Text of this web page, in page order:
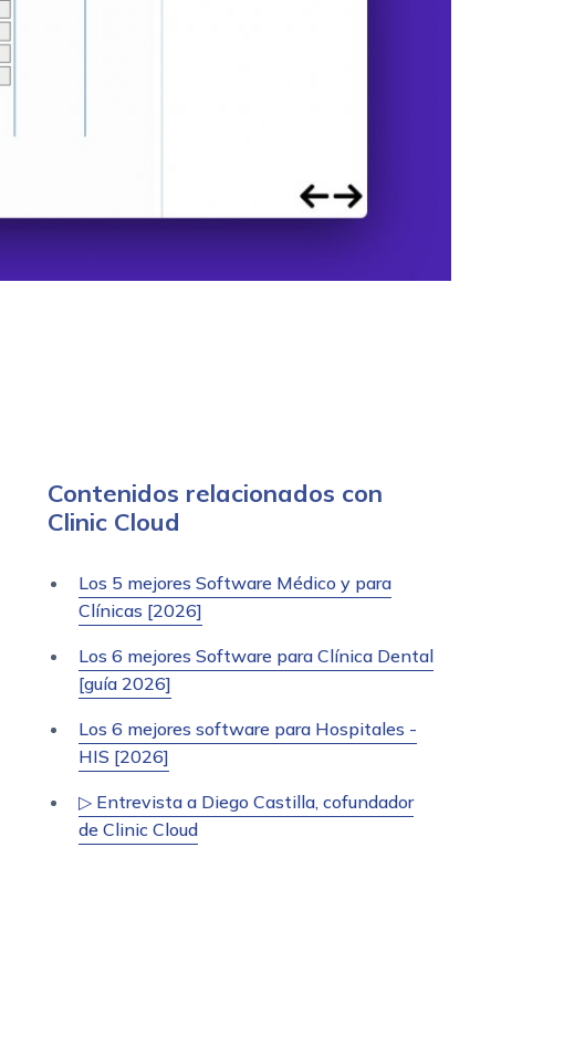
Contenidos relacionados con
Clinic Cloud
Los 5 mejores Software Médico y para
Clínicas [2026]
Los 6 mejores Software para Clínica Dental
[guía 2026]
Los 6 mejores software para Hospitales -
HIS [2026]
▷ Entrevista a Diego Castilla, cofundador
de Clinic Cloud